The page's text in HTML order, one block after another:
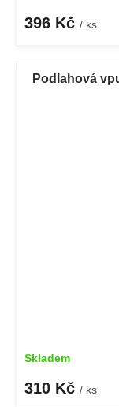
396 Kč / ks
Podlahová
Skladem
310 Kč / ks